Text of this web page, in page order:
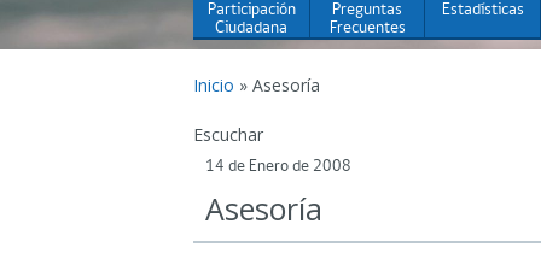
Participación
Ciudadana
Preguntas
Frecuentes
Estadísticas
Inicio » Asesoría
Escuchar
14 de Enero de 2008
Asesoría